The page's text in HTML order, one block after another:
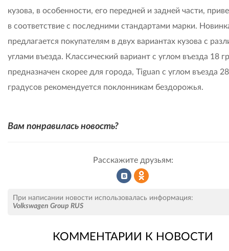
кузова, в особенности, его передней и задней части,
в соответствие с последними стандартами марки.
предлагается покупателям в двух вариантах кузова с
углами въезда. Классический вариант с углом въезда 18
предназначен скорее для города, Tiguan с углом въезда 28
градусов рекомендуется поклонникам бездорожья.
Вам понравилась новость?
Расскажите друзьям:
во
При написании новости использовалась информация:
Volkswagen Group RUS
КОММЕНТАРИИ К НОВОСТИ